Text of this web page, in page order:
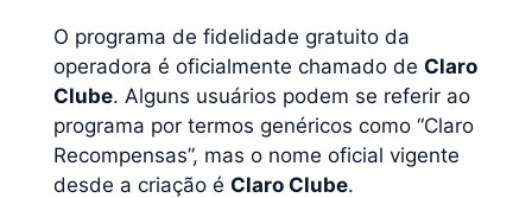
O programa de fidelidade gratuito da
operadora é oficialmente chamado de Claro
Clube. Alguns usuários podem se referir ao
programa por termos genéricos como “Claro
Recompensas”, mas o nome oficial vigente
desde a criação é Claro Clube.